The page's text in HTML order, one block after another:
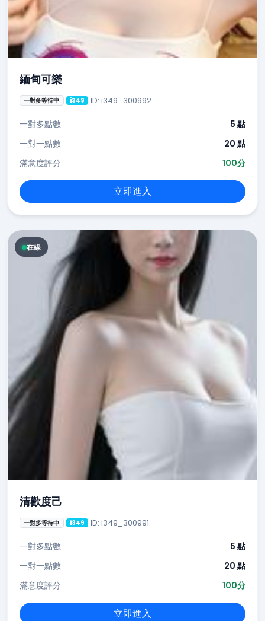
緬甸可樂
一對多等待中 i349 ID: i349_300992
一對多點數
5 點
一對一點數
20 點
滿意度評分
100分
立即進入
在線
清歡度己
一對多等待中 i349 ID: i349_300991
一對多點數
5 點
一對一點數
20 點
滿意度評分
100分
立即進入